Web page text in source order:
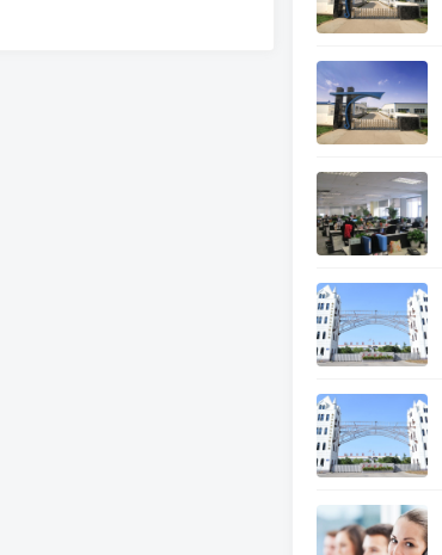
修范疇，哪些屬于更換范